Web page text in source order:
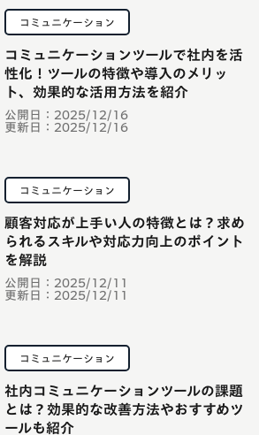
コミュニケーション
公開日： 2025/12/16
更新日： 2025/12/16
コミュニケーションツールで社内を活
性化！ツールの特徴や導入のメリッ
ト、効果的な活用方法を紹介
コミュニケーション
公開日： 2025/12/11
更新日： 2025/12/11
顧客対応が上手い人の特徴とは？求め
られるスキルや対応力向上のポイント
を解説
コミュニケーション
社内コミュニケーションツールの課題
とは？効果的な改善方法やおすすめツ
ールも紹介